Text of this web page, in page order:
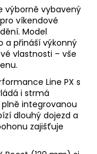
výborně vybavený
víkendové
Model
a přináší výkonný
vlastnosti – vše
Line PX s
i strmá
integrovanou
dlouhý dojezd a
zajišťuje